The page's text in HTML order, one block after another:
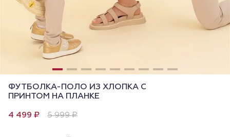
ФУТБОЛКА-ПОЛО ИЗ ХЛОПКА С
ПРИНТОМ НА ПЛАНКЕ
4 499 ₽ 5 999 ₽